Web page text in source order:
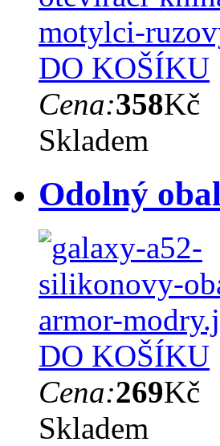
DO KOŠÍKU
Cena:358Kč
Skladem
Odolný
DO KOŠÍKU
Cena:269Kč
Skladem